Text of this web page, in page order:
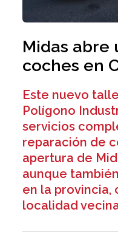
Midas abre
coches en
Este nuevo
Polígono
servicios
reparación de
apertura de
aunque
en la
localidad